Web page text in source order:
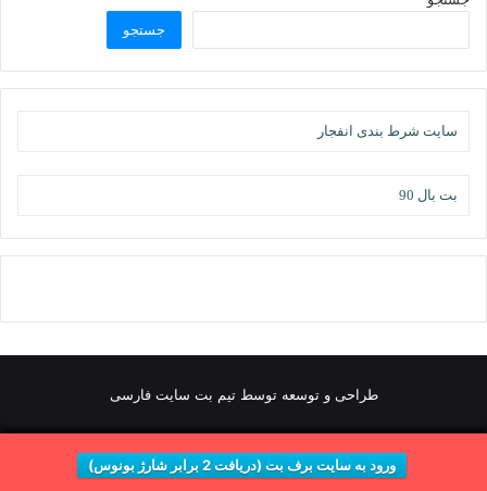
جستجو
سایت شرط بندی انفجار
بت بال 90
طراحی و توسعه توسط تیم بت سایت فارسی
ورود به سایت برف بت (دریافت 2 برابر شارژ بونوس)